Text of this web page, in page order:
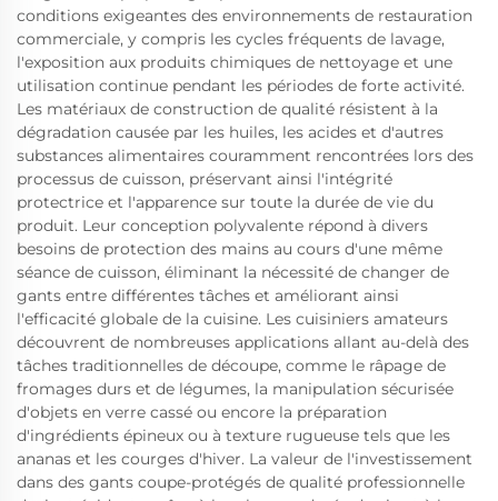
conditions exigeantes des environnements de restauration
commerciale, y compris les cycles fréquents de lavage,
l'exposition aux produits chimiques de nettoyage et une
utilisation continue pendant les périodes de forte activité.
Les matériaux de construction de qualité résistent à la
dégradation causée par les huiles, les acides et d'autres
substances alimentaires couramment rencontrées lors des
processus de cuisson, préservant ainsi l'intégrité
protectrice et l'apparence sur toute la durée de vie du
produit. Leur conception polyvalente répond à divers
besoins de protection des mains au cours d'une même
séance de cuisson, éliminant la nécessité de changer de
gants entre différentes tâches et améliorant ainsi
l'efficacité globale de la cuisine. Les cuisiniers amateurs
découvrent de nombreuses applications allant au-delà des
tâches traditionnelles de découpe, comme le râpage de
fromages durs et de légumes, la manipulation sécurisée
d'objets en verre cassé ou encore la préparation
d'ingrédients épineux ou à texture rugueuse tels que les
ananas et les courges d'hiver. La valeur de l'investissement
dans des gants coupe-protégés de qualité professionnelle